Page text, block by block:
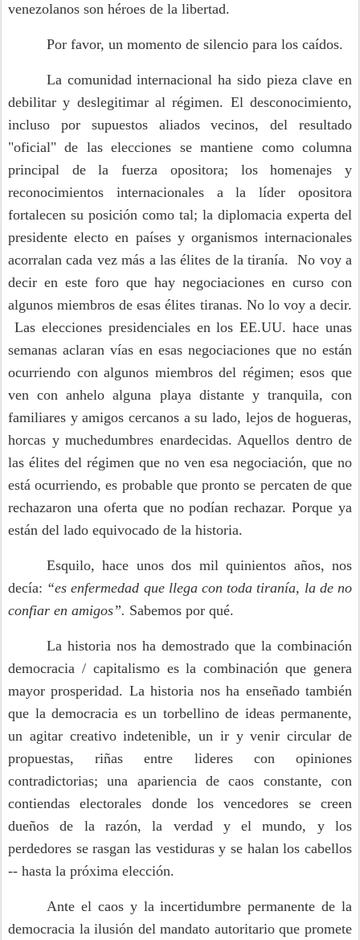
venezolanos son héroes de la libertad.
Por favor, un momento de silencio para los caídos.
La comunidad internacional ha sido pieza clave en
debilitar y deslegitimar al régimen. El desconocimiento,
incluso por supuestos aliados vecinos, del resultado
"oficial" de las elecciones se mantiene como columna
principal de la fuerza opositora; los homenajes y
reconocimientos internacionales a la líder opositora
fortalecen su posición como tal; la diplomacia experta del
presidente electo en países y organismos internacionales
acorralan cada vez más a las élites de la tiranía. No voy a
decir en este foro que hay negociaciones en curso con
algunos miembros de esas élites tiranas. No lo voy a decir.
Las elecciones presidenciales en los EE.UU. hace unas
semanas aclaran vías en esas negociaciones que no están
ocurriendo con algunos miembros del régimen; esos que
ven con anhelo alguna playa distante y tranquila, con
familiares y amigos cercanos a su lado, lejos de hogueras,
horcas y muchedumbres enardecidas. Aquellos dentro de
las élites del régimen que no ven esa negociación, que no
está ocurriendo, es probable que pronto se percaten de que
rechazaron una oferta que no podían rechazar. Porque ya
están del lado equivocado de la historia.
Esquilo, hace unos dos mil quinientos años, nos
decía: “es enfermedad que llega con toda tiranía, la de no
confiar en amigos”. Sabemos por qué.
La historia nos ha demostrado que la combinación
democracia / capitalismo es la combinación que genera
mayor prosperidad. La historia nos ha enseñado también
que la democracia es un torbellino de ideas permanente,
un agitar creativo indetenible, un ir y venir circular de
propuestas, riñas entre lideres con opiniones
contradictorias; una apariencia de caos constante, con
contiendas electorales donde los vencedores se creen
dueños de la razón, la verdad y el mundo, y los
perdedores se rasgan las vestiduras y se halan los cabellos
-- hasta la próxima elección.
Ante el caos y la incertidumbre permanente de la
democracia la ilusión del mandato autoritario que promete